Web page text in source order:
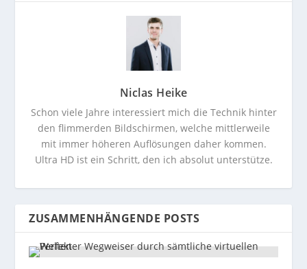
Niclas Heike
Schon viele Jahre interessiert mich die Technik hinter
den flimmerden Bildschirmen, welche mittlerweile
mit immer höheren Auflösungen daher kommen.
Ultra HD ist ein Schritt, den ich absolut unterstütze.
ZUSAMMENHÄNGENDE POSTS